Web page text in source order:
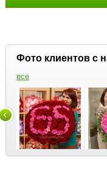
Фото клиентов с
все